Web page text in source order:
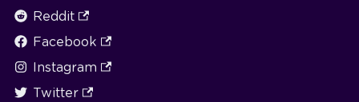
Reddit
Facebook
Instagram
Twitter